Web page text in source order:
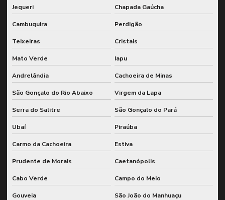
Jequeri Chapada Gaúcha
Cambuquira Perdigão
Teixeiras Cristais
Mato Verde Iapu
Andrelândia Cachoeira de Minas
São Gonçalo do Rio Abaixo Virgem da Lapa
Serra do Salitre São Gonçalo do Pará
Ubaí Piraúba
Carmo da Cachoeira Estiva
Prudente de Morais Caetanópolis
Cabo Verde Campo do Meio
Gouveia São João do Manhuaçu